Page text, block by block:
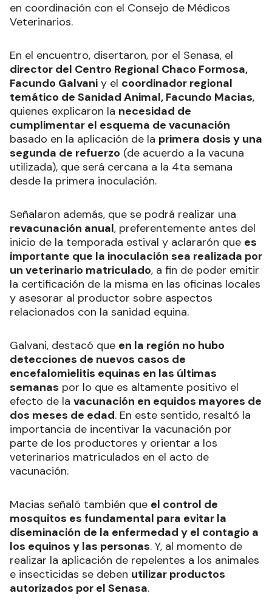
en coordinación con el Consejo de Médicos
Veterinarios.
En el encuentro, disertaron, por el Senasa, el
director del Centro Regional Chaco Formosa,
Facundo Galvani y el coordinador regional
temático de Sanidad Animal, Facundo Macias,
quienes explicaron la necesidad de
cumplimentar el esquema de vacunación
basado en la aplicación de la primera dosis y una
segunda de refuerzo (de acuerdo a la vacuna
utilizada), que será cercana a la 4ta semana
desde la primera inoculación.
Señalaron además, que se podrá realizar una
revacunación anual, preferentemente antes del
inicio de la temporada estival y aclararón que es
importante que la inoculación sea realizada por
un veterinario matriculado, a fin de poder emitir
la certificación de la misma en las oficinas locales
y asesorar al productor sobre aspectos
relacionados con la sanidad equina.
Galvani, destacó que en la región no hubo
detecciones de nuevos casos de
encefalomielitis equinas en las últimas
semanas por lo que es altamente positivo el
efecto de la vacunación en equidos mayores de
dos meses de edad. En este sentido, resaltó la
importancia de incentivar la vacunación por
parte de los productores y orientar a los
veterinarios matriculados en el acto de
vacunación.
Macias señaló también que el control de
mosquitos es fundamental para evitar la
diseminación de la enfermedad y el contagio a
los equinos y las personas. Y, al momento de
realizar la aplicación de repelentes a los animales
e insecticidas se deben utilizar productos
autorizados por el Senasa.